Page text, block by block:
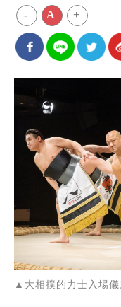
- A +
▲大相撲的力士入場